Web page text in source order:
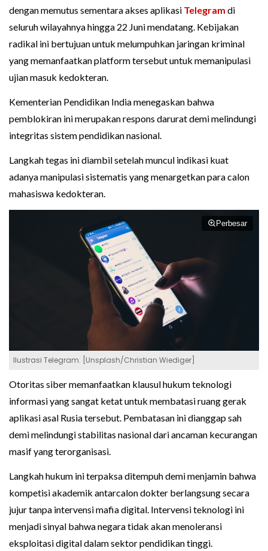
dengan memutus sementara akses aplikasi Telegram di
seluruh wilayahnya hingga 22 Juni mendatang. Kebijakan
radikal ini bertujuan untuk melumpuhkan jaringan kriminal
yang memanfaatkan platform tersebut untuk memanipulasi
ujian masuk kedokteran.
Kementerian Pendidikan India menegaskan bahwa
pemblokiran ini merupakan respons darurat demi melindungi
integritas sistem pendidikan nasional.
Langkah tegas ini diambil setelah muncul indikasi kuat
adanya manipulasi sistematis yang menargetkan para calon
mahasiswa kedokteran.
Perbesar
Ilustrasi Telegram. [Unsplash/Christian Wiediger]
Otoritas siber memanfaatkan klausul hukum teknologi
informasi yang sangat ketat untuk membatasi ruang gerak
aplikasi asal Rusia tersebut. Pembatasan ini dianggap sah
demi melindungi stabilitas nasional dari ancaman kecurangan
masif yang terorganisasi.
Langkah hukum ini terpaksa ditempuh demi menjamin bahwa
kompetisi akademik antarcalon dokter berlangsung secara
jujur tanpa intervensi mafia digital. Intervensi teknologi ini
menjadi sinyal bahwa negara tidak akan menoleransi
eksploitasi digital dalam sektor pendidikan tinggi.